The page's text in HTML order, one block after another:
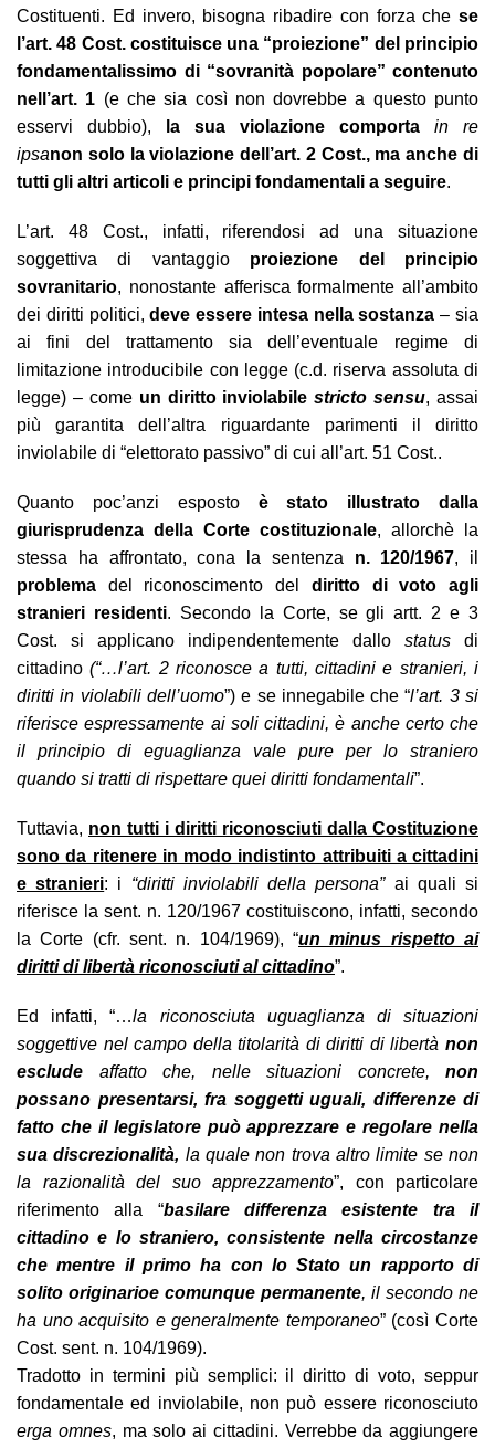
Costituenti. Ed invero, bisogna ribadire con forza che se
l’art. 48 Cost. costituisce una “proiezione” del principio
fondamentalissimo di “sovranità popolare” contenuto
nell’art. 1 (e che sia così non dovrebbe a questo punto
esservi dubbio),
la sua violazione comporta in re
ipsanon solo la violazione dell’art. 2 Cost., ma anche di
tutti gli altri articoli e principi fondamentali a seguire.
L’art. 48 Cost., infatti, riferendosi ad una situazione
soggettiva di vantaggio proiezione del principio
sovranitario, nonostante afferisca formalmente all’ambito
dei diritti politici,deve essere intesa nella sostanza– sia
ai fini del trattamento sia dell’eventuale regime di
limitazione introducibile con legge (c.d. riserva assoluta di
legge) – come un diritto inviolabilestricto sensu, assai
più garantita dell’altra riguardante parimenti il diritto
inviolabile di “elettorato passivo” di cui all’art. 51 Cost..
Quanto poc’anzi esposto è stato illustrato dalla
giurisprudenza della Corte costituzionale, allorchè la
stessa ha affrontato, cona la sentenza n. 120/1967, il
problema del riconoscimento del diritto di voto agli
stranieri residenti. Secondo la Corte, se gli artt. 2 e 3
Cost. si applicano indipendentemente dallo status di
cittadino(“…l’art. 2 riconosce a tutti, cittadini e stranieri, i
diritti in violabili dell’uomo”) e se innegabile che “l’art. 3 si
riferisce espressamente ai soli cittadini, è anche certo che
il principio di eguaglianza vale pure per lo straniero
quando si tratti di rispettare quei diritti fondamentali”.
Tuttavia, non tutti i diritti riconosciuti dalla Costituzione
sono da ritenere in modo indistinto attribuiti a cittadini
e stranieri: i “diritti inviolabili della persona”ai quali si
riferisce la sent. n. 120/1967 costituiscono, infatti, secondo
la Corte (cfr. sent. n. 104/1969), “un minus rispetto ai
diritti di libertà riconosciuti al cittadino”.
Ed infatti, “…la riconosciuta uguaglianza di situazioni
soggettive nel campo della titolarità di diritti di libertà non
esclude affatto che, nelle situazioni concrete, non
possano presentarsi, fra soggetti uguali, differenze di
fatto che il legislatore può apprezzare e regolare nella
sua discrezionalità, la quale non trova altro limite se non
la razionalità del suo apprezzamento”, con particolare
riferimento alla “basilare differenza esistente tra il
cittadino e lo straniero, consistente nella circostanze
che mentre il primo ha con lo Stato un rapporto di
solito originarioe comunque permanente, il secondo ne
ha uno acquisito e generalmente temporaneo” (così Corte
Cost. sent. n. 104/1969).
Tradotto in termini più semplici: il diritto di voto, seppur
fondamentale ed inviolabile, non può essere riconosciuto
erga omnes, ma solo ai cittadini. Verrebbe da aggiungere